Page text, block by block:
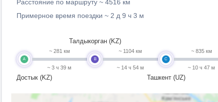
Расстояние по маршруту ~ 4516 км
Примерное время поездки ~ 2 д 9 ч 3 м
A
Достык (KZ)
~ 281 км
~ 3 ч 39 м
B
Талдыкорган (KZ)
~ 1104 км
~ 14 ч 54 м
C
Ташкент (UZ)
~ 835 км
~ 10 ч 47 м